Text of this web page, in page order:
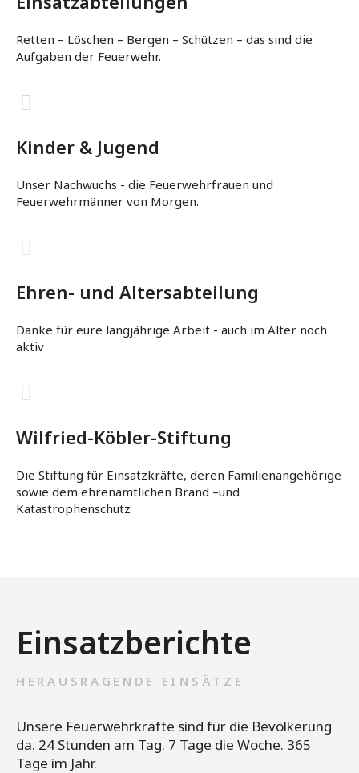
Retten – Löschen – Bergen – Schützen – das sind die
Aufgaben der Feuerwehr.
Kinder & Jugend
Unser Nachwuchs - die Feuerwehrfrauen und
Feuerwehrmänner von Morgen.
Ehren- und Altersabteilung
Danke für eure langjährige Arbeit - auch im Alter noch
aktiv
Wilfried-Köbler-Stiftung
Die Stiftung für Einsatzkräfte, deren Familienangehörige
sowie dem ehrenamtlichen Brand –und
Katastrophenschutz
Einsatzberichte
HERAUSRAGENDE EINSÄTZE
Unsere Feuerwehrkräfte sind für die Bevölkerung
da. 24 Stunden am Tag. 7 Tage die Woche. 365
Tage im Jahr.